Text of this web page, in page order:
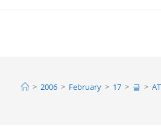
> 2006 > February > 17 > 글 >